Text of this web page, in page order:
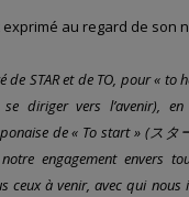
exprimé au regard de son
de STAR et de TO, pour « to
diriger vers l’avenir), en
de « To start » (スタ
engagement envers
ceux à venir, avec qui nous